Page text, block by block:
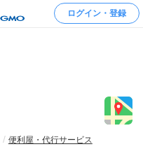
ログイン・登録
便利屋・代行サービス